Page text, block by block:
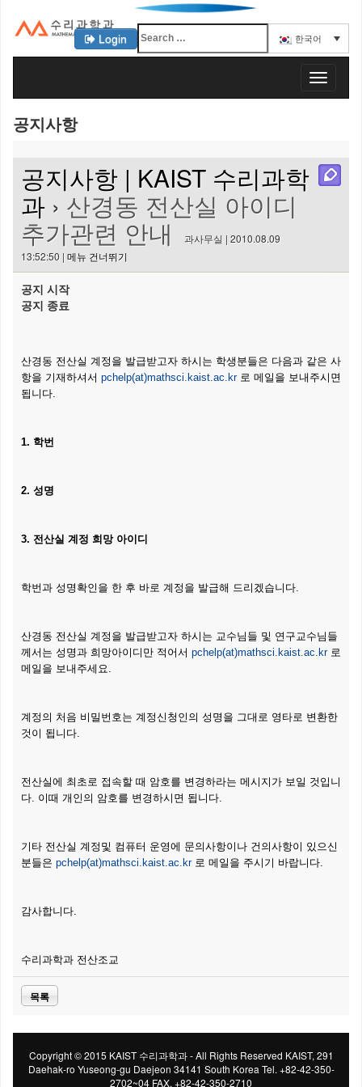
KAIST 수리과학과
Login 한국어
T
o
t
공지사항
공지사항 | KAIST 수리과학
과 › 산경동 전산실 아이디
추가관련 안내
과사무실 | 2010.08.09
13:52:50 | 메뉴 건너뛰기
공지 시작
공지 종료
산경동 전산실 계정을 발급받고자 하시는 학생분들은 다음과 같은 사
항을 기재하셔서 pchelp(at)mathsci.kaist.ac.kr로 메일을 보내주시면
됩니다.
1. 학번
2. 성명
3. 전산실 계정 희망 아이디
학번과 성명확인을 한 후 바로 계정을 발급해 드리겠습니다.
산경동 전산실 계정을 발급받고자 하시는 교수님들 및 연구교수님들
께서는 성명과 희망아이디만 적어서 pchelp(at)mathsci.kaist.ac.kr로
메일을 보내주세요.
계정의 처음 비밀번호는 계정신청인의 성명을 그대로 영타로 변환한
것이 됩니다.
전산실에 최초로 접속할 때 암호를 변경하라는 메시지가 보일 것입니
다. 이때 개인의 암호를 변경하시면 됩니다.
기타 전산실 계정및 컴퓨터 운영에 문의사항이나 건의사항이 있으신
분들은 pchelp(at)mathsci.kaist.ac.kr로 메일을 주시기 바랍니다.
감사합니다.
수리과학과 전산조교
목록
Copyright © 2015 KAIST 수리과학과 - All Rights Reserved KAIST, 291
Daehak-ro Yuseong-gu Daejeon 34141 South Korea Tel. +82-42-350-
2702~04 FAX. +82-42-350-2710